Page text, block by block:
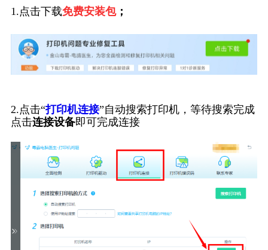
1.点击下载免费安装包；
2.点击“打印机连接”自动搜索打印机，等待搜索完成
点击连接设备即可完成连接